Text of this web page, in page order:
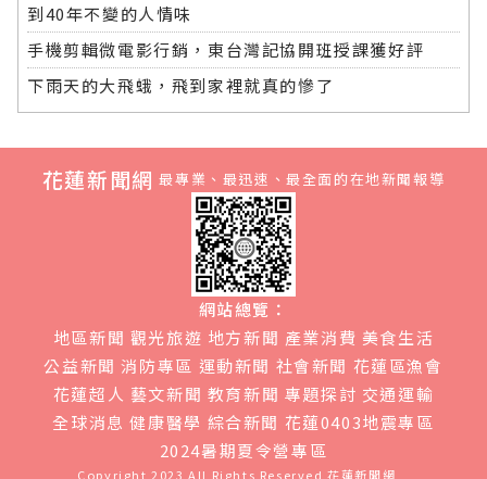
到40年不變的人情味
手機剪輯微電影行銷，東台灣記協開班授課獲好評
下雨天的大飛蛾，飛到家裡就真的慘了
花蓮新聞網 最專業、最迅速、最全面的在地新聞報導
網站總覽：
地區新聞 觀光旅遊 地方新聞 產業消費 美食生活
公益新聞 消防專區 運動新聞 社會新聞 花蓮區漁會
花蓮超人 藝文新聞 教育新聞 專題探討 交通運輸
全球消息 健康醫學 綜合新聞 花蓮0403地震專區
2024暑期夏令營專區
Copyright 2023 All Rights Reserved花蓮新聞網